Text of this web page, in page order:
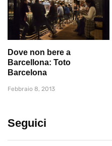
Dove non bere a
Barcellona: Toto
Barcelona
Febbraio 8, 2013
Seguici